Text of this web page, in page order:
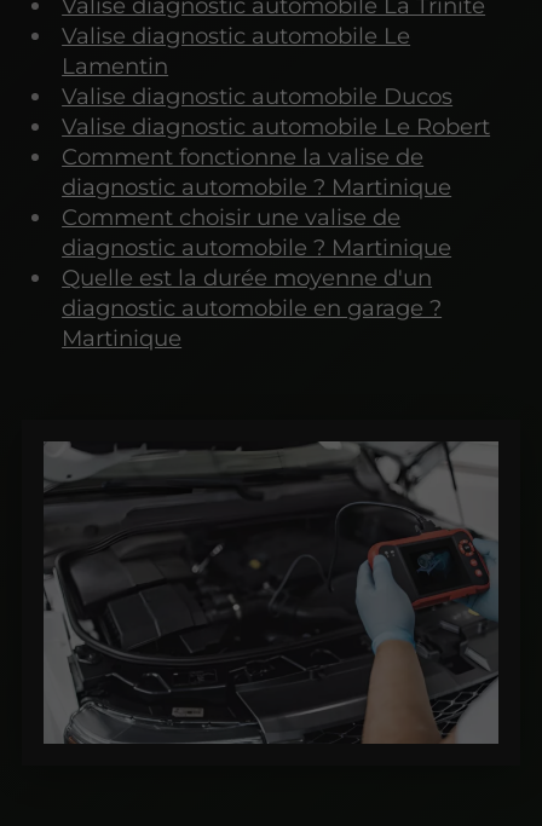
Valise diagnostic automobile Le
Lamentin
Valise diagnostic automobile Ducos
Valise diagnostic automobile Le Robert
Comment fonctionne la valise de
diagnostic automobile ? Martinique
Comment choisir une valise de
diagnostic automobile ? Martinique
Quelle est la durée moyenne d'un
diagnostic automobile en garage ?
Martinique